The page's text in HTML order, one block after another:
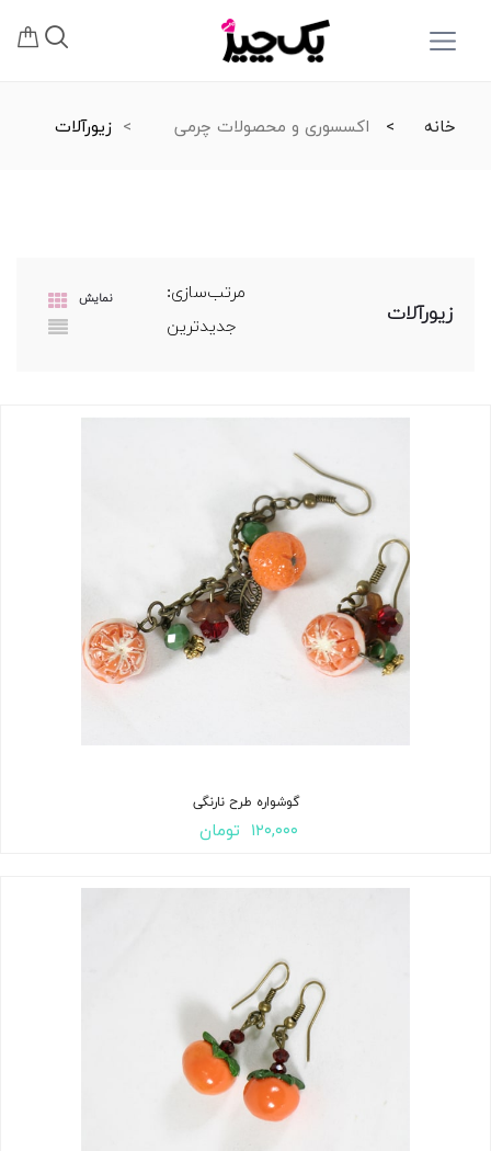
خانه اکسسوری و محصولات چرمی زیورآلات
زیورآلات
مرتب‌سازی: نمایش
گوشواره طرح نارنگی
۱۲۰,۰۰۰ تومان